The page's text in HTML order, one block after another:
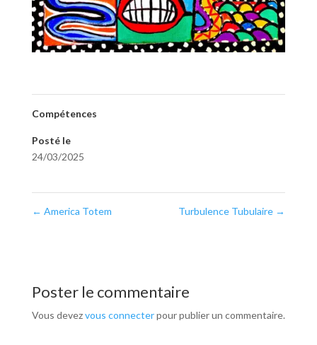
Compétences
Posté le
24/03/2025
← America Totem Turbulence Tubulaire →
Poster le commentaire
Vous devezvous connecterpour publier un commentaire.